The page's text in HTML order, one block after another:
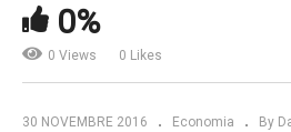
BCE Conferenza stampa – 08
0%
0 Views 0 Likes
30 NOVEMBRE 2016 Economia By